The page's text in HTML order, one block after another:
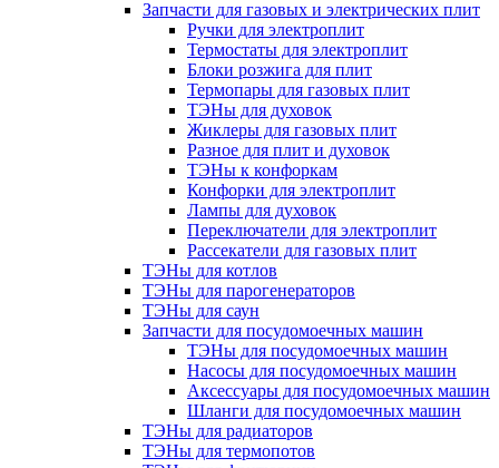
Запчасти для газовых и электрических плит
Ручки для электроплит
Термостаты для электроплит
Блоки розжига для плит
Термопары для газовых плит
ТЭНы для духовок
Жиклеры для газовых плит
Разное для плит и духовок
ТЭНы к конфоркам
Конфорки для электроплит
Лампы для духовок
Переключатели для электроплит
Рассекатели для газовых плит
ТЭНы для котлов
ТЭНы для парогенераторов
ТЭНы для саун
Запчасти для посудомоечных машин
ТЭНы для посудомоечных машин
Насосы для посудомоечных машин
Аксессуары для посудомоечных машин
Шланги для посудомоечных машин
ТЭНы для радиаторов
ТЭНы для термопотов